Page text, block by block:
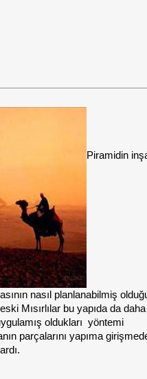
Piramidin
nasıl planlanabilmiş
Mısırlılar bu yapıda da
oldukları yöntemi
parçalarını yapıma